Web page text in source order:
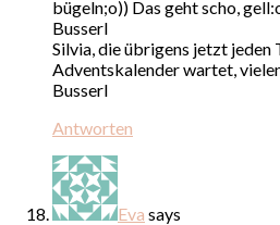
bügeln;o)) Das geht scho,
Busserl
Silvia, die übrigens jetzt jeden
Adventskalender wartet,
Busserl
Antworten
Eva says